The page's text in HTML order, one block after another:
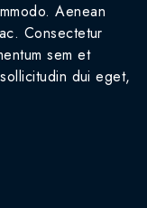
Aenean
Consectetur
sem et
dui eget,